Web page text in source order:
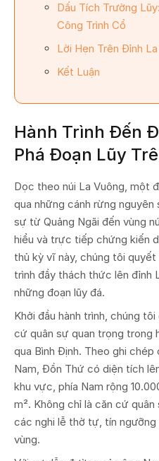
Dấu Tích Trường
Công Trình Cổ
Lời Hẹn Trên Đỉnh
Kết Luận
Hành Trình Đến
Phá Đoạn Lũy
Dọc theo núi La Vuông, một
qua những cánh rừng
sự từ Quảng Ngãi đến vùng
hiểu và trực tiếp chứng kiến
thủ kỳ vĩ này, chúng tôi
trình đầy thách thức lên đỉnh
những đoạn lũy đá.
Khởi đầu hành trình, chúng
cứ quân sự quan trọng trong
qua Bình Định. Theo ghi
Nam, Đồn Thứ có diện tích
khu vực, phía Nam rộng
m². Không chỉ là căn cứ
các nghi lễ thờ tự, tín
vùng.